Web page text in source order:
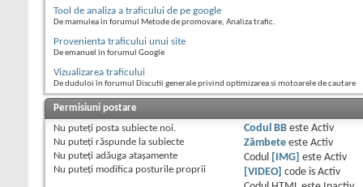
Tool de analiza a traficului de pe google
De mamulea în forumul Metode de promovare, Analiza trafic.
Provenienta traficului unui site
De emanuel în forumul Google
Vizualizarea traficului
De duduloi în forumul Discutii generale privind optimizarea si motoarele de cautare
Permisiuni postare
Nu puteţi posta subiecte noi.
Nu puteţi răspunde la subiecte
Nu puteţi adăuga ataşamente
Nu puteţi modifica posturile proprii
Codul BBeste Activ
Zâmbeteeste Activ
Codul
[IMG] este Activ
[VIDEO]
code is Activ